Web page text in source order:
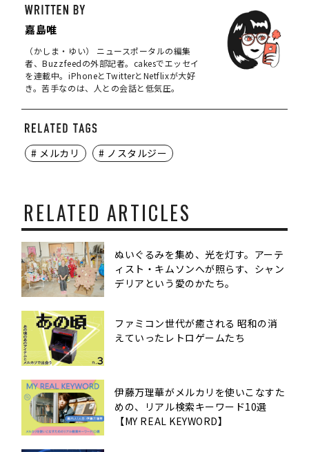
嘉島唯
（かしま・ゆい） ニュースポータルの編集
者、Buzzfeedの外部記者。cakesでエッセイ
を連載中。iPhoneとTwitterとNetflixが大好
き。苦手なのは、人との会話と低気圧。
# メルカリ # ノスタルジー
RELATED ARTICLES
ぬいぐるみを集め、光を灯す。アーテ
ィスト・キムソンへが照らす、シャン
デリアという愛のかたち。
ファミコン世代が癒される 昭和の消
えていったレトロゲームたち
伊藤万理華がメルカリを使いこなすた
めの、リアル検索キーワード10選
【MY REAL KEYWORD】